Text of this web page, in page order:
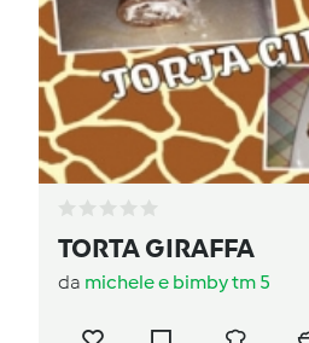
TORTA GIRAFFA
da michele e bimby tm 5